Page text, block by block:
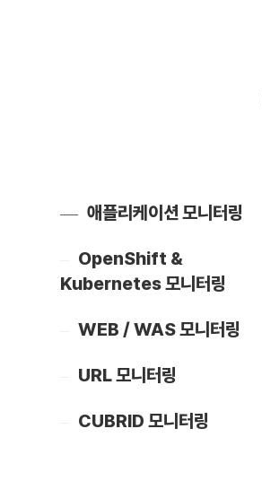
애플리케이션 모니터링
OpenShift &
Kubernetes 모니터링
WEB / WAS 모니터링
URL 모니터링
CUBRID 모니터링